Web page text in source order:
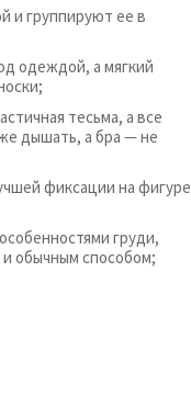
и группируют ее в
одеждой, а мягкий
тесьма, а все
дышать, а бра — не
фиксации на фигуре
груди,
обычным способом;